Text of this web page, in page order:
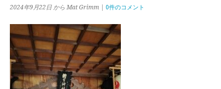
2024年9月22日 から Mat Grimm | 0件のコメント